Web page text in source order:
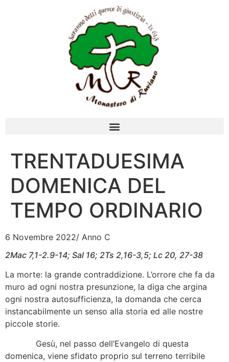
TRENTADUESIMA
DOMENICA DEL
TEMPO ORDINARIO
6 Novembre 2022/ Anno C
2Mac 7,1-2.9-14; Sal 16; 2Ts 2,16-3,5; Lc 20, 27-38
La morte: la grande contraddizione. L’orrore che fa da
muro ad ogni nostra presunzione, la diga che argina
ogni nostra autosufficienza, la domanda che cerca
instancabilmente un senso alla storia ed alle nostre
piccole storie.
Gesù, nel passo dell’Evangelo di questa
domenica, viene sfidato proprio sul terreno terribile